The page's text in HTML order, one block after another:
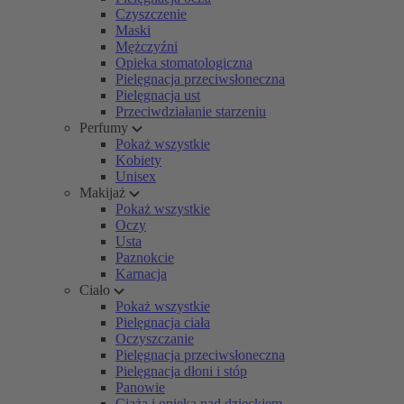
Czyszczenie
Maski
Mężczyźni
Opieka stomatologiczna
Pielęgnacja przeciwsłoneczna
Pielęgnacja ust
Przeciwdziałanie starzeniu
Perfumy
Pokaż wszystkie
Kobiety
Unisex
Makijaż
Pokaż wszystkie
Oczy
Usta
Paznokcie
Karnacja
Ciało
Pokaż wszystkie
Pielęgnacja ciała
Oczyszczanie
Pielęgnacja przeciwsłoneczna
Pielęgnacja dłoni i stóp
Panowie